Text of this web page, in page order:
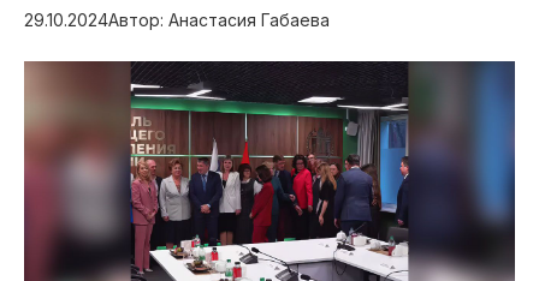
Инфраструктура
Благоустройство
29.10.2024Автор: Анастасия Габаева